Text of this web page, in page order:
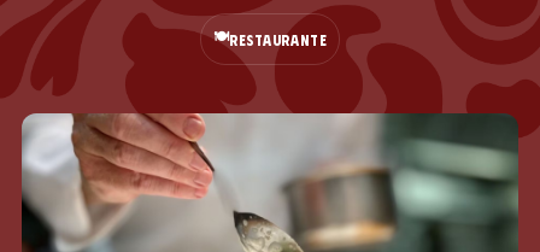
🍽️RESTAURANTE